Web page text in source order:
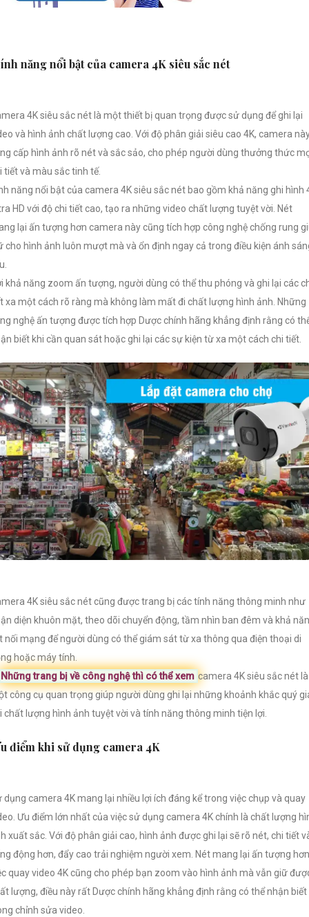
năng nổi bật của camera 4K siêu sắc nét
4K siêu sắc nét là một thiết bị quan trọng được sử dụng để ghi lại
và hình ảnh chất lượng cao. Với độ phân giải siêu cao 4K, camera
cấp hình ảnh rõ nét và sắc sảo, cho phép người dùng thưởng thức
tiết và màu sắc tinh tế.
năng nổi bật của camera 4K siêu sắc nét bao gồm khả năng ghi hình
HD với độ chi tiết cao, tạo ra những video chất lượng tuyệt vời. Nét
lại ấn tượng hơn camera này cũng tích hợp công nghệ chống rung
cho hình ảnh luôn mượt mà và ổn định ngay cả trong điều kiện ánh
khả năng zoom ấn tượng, người dùng có thể thu phóng và ghi lại các
xa một cách rõ ràng mà không làm mất đi chất lượng hình ảnh. Những
nghệ ấn tượng được tích hợp Dược chính hãng khẳng định rằng có
biết khi cần quan sát hoặc ghi lại các sự kiện từ xa một cách chi tiết.
4K siêu sắc nét cũng được trang bị các tính năng thông minh như
diện khuôn mặt, theo dõi chuyển động, tầm nhìn ban đêm và khả
nối mạng để người dùng có thể giám sát từ xa thông qua điện thoại di
hoặc máy tính.
Những trang bị về công nghệ thì có thể xem camera 4K siêu sắc nét là
công cụ quan trọng giúp người dùng ghi lại những khoảnh khắc quý
chất lượng hình ảnh tuyệt vời và tính năng thông minh tiện lợi.
điểm khi sử dụng camera 4K
dụng camera 4K mang lại nhiều lợi ích đáng kể trong việc chụp và quay
Ưu điểm lớn nhất của việc sử dụng camera 4K chính là chất lượng
xuất sắc. Với độ phân giải cao, hình ảnh được ghi lại sẽ rõ nét, chi tiết
động hơn, đẩy cao trải nghiệm người xem. Nét mang lại ấn tượng hơn
quay video 4K cũng cho phép bạn zoom vào hình ảnh mà vẫn giữ
lượng, điều này rất Dược chính hãng khẳng định rằng có thể nhận biết
chỉnh sửa video.